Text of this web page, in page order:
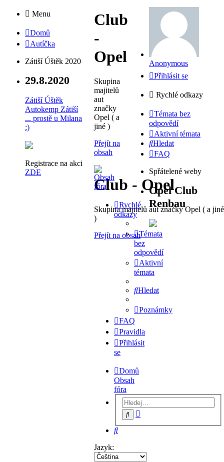
Menu
Domů
Autíčka
Zátiší Úštěk 2020
29.8.2020
Zátiší Úštěk
Autokemp Zátiší
... prostě u Milana
:)
Registrace na akci
ZDE
Club
-
Opel
Skupina
majitelů
aut
značky
Opel ( a
jiné )
Přejít na
obsah
Club - Opel
Skupina majitelů aut značky Opel ( a jiné
)
Přejít na obsah
Rychlé
odkazy
Témata
bez
odpovědí
Aktivní
témata
Hledat
Poznámky
FAQ
Pravidla
Přihlásit
se
Domů
Obsah
fóra
Hledat
Hledat
Jazyk:
Anonymous
Přihlásit se
Rychlé odkazy
Témata bez
odpovědí
Aktivní témata
Hledat
FAQ
Spřátelené weby
Opel Club
Renbau